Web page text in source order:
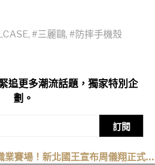
, #三麗鷗, #防摔手機殼
追更多潮流話題，獨家特別企
劃。
訂閱
賽場！新北國王宣布周儀翔正式加